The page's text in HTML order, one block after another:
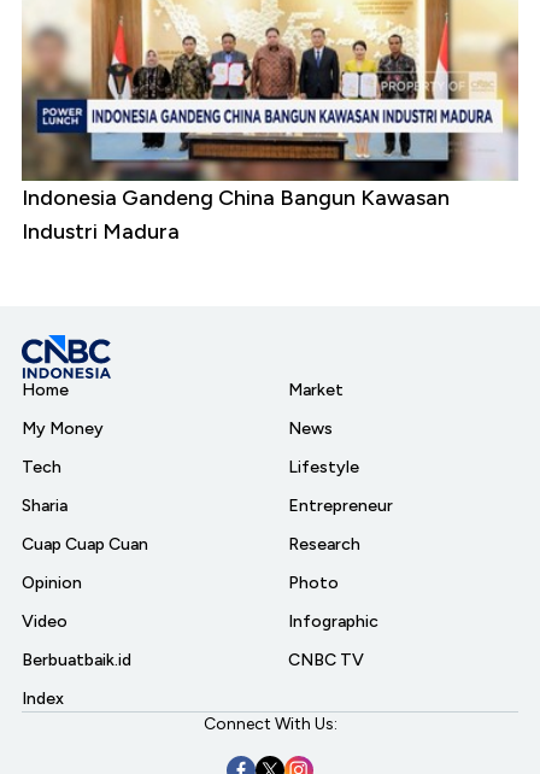
Indonesia Gandeng China Bangun Kawasan
Industri Madura
Home
My Money
Tech
Sharia
Cuap Cuap Cuan
Opinion
Video
Berbuatbaik.id
Index
Market
News
Lifestyle
Entrepreneur
Research
Photo
Infographic
CNBC TV
Connect With Us: